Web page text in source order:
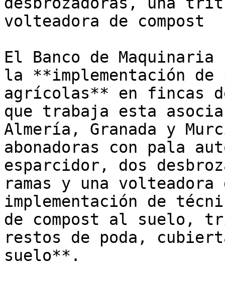
volteadora de compost
El Banco de
la **implementación
agrícolas** en fincas
que trabaja esta
Almería, Granada y
abonadoras con pala
esparcidor, dos
ramas y una
implementación de
de compost al suelo,
restos de poda,
suelo**.